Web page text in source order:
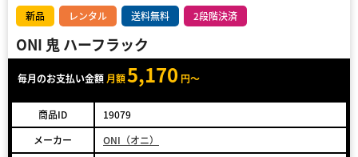
新品 レンタル 送料無料 2段階決済
ONI 鬼 ハーフラック
毎月のお支払い金額 月額5,170 円～
商品ID
19079
メーカー
ONI（オニ）